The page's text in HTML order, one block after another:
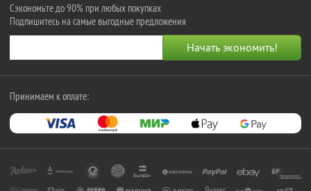
Сэкономьте до 90% при любых покупках
Подпишитесь на самые выгодные предложения
Принимаем к оплате: